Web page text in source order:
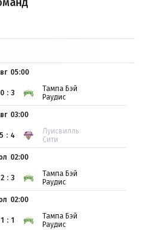
0:3
Тампа Бэй
Раудис
05:00
5:4
Луисвилль
Сити
03:00
2:3
Тампа Бэй
Раудис
02:00
1:1
Тампа Бэй
Раудис
02:00